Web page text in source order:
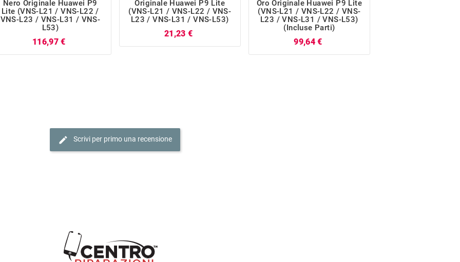
Nero Originale Huawei P9
Lite (VNS-L21 / VNS-L22 /
VNS-L23 / VNS-L31 / VNS-
L53)
116,97 €
Originale Huawei P9 Lite
(VNS-L21 / VNS-L22 / VNS-
L23 / VNS-L31 / VNS-L53)
21,23 €
Oro Originale Huawei P9 Lite
(VNS-L21 / VNS-L22 / VNS-
L23 / VNS-L31 / VNS-L53)
(incluse Parti)
99,64 €
edit Scrivi per primo una recensione